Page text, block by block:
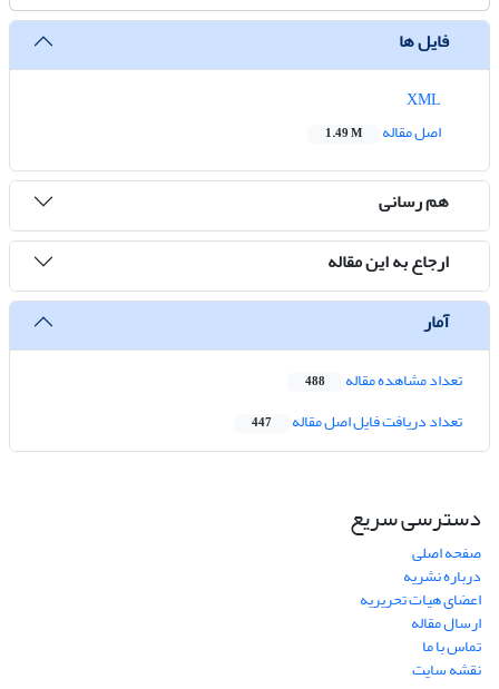
فایل ها
اصل مقاله
1.49 M
هم رسانی
ارجاع به این مقاله
آمار
تعداد مشاهده مقاله 488
تعداد دریافت فایل اصل مقاله 447
دسترسی سریع
صفحه اصلی
درباره نشریه
اعضای هیات تحریریه
ارسال مقاله
تماس با ما
نقشه سایت